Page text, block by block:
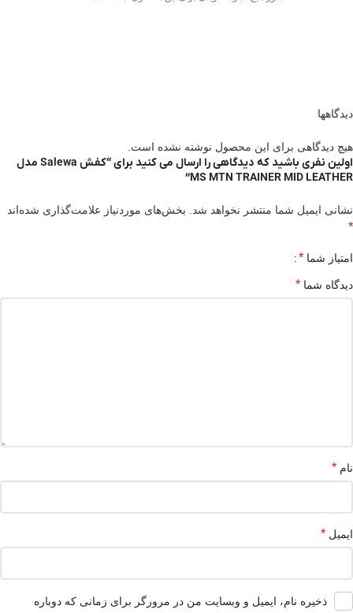
دیدگاهها
هیچ دیدگاهی برای این محصول نوشته نشده است.
اولین نفری باشید که دیدگاهی را ارسال می کنید برای “کفش Salewa مدل
MS MTN TRAINER MID LEATHER”
نشانی ایمیل شما منتشر نخواهد شد. بخش‌های موردنیاز علامت‌گذاری شده‌اند
*
امتیاز شما *
دیدگاه شما *
نام *
ایمیل *
ذخیره نام، ایمیل و وبسایت من در مرورگر برای زمانی که دوباره